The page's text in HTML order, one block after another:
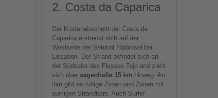
2. Costa da Caparica
Der Küstenabschnitt der Costa da
Caparica erstreckt sich auf der
Westseite der Setubal Halbinsel bei
Lissabon. Der Strand befindet sich an
der Südseite des Flusses Tejo und zieht
sich über sagenhafte 15 km hinweg. An
ihm gibt es ruhige Zonen und Zonen mit
quirligen Strandbars. Auch Surfer